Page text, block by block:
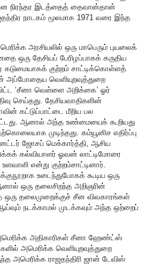
நிரந்தர இடத்தைத் தைவான்தான்
நாடகம் மூலமாக 1971 வரை இந்த
அரசியலில் ஒரு மாபெரும் புயலைக்
ஒரு தேசியப் பேரிழப்பாகக் கருதிய
குற்றம் சாட்டிக்கொள்ளத்
வெளியுறவுத்துறை
‘சீனா வெள்ளை அறிக்கை’ ஓர்
செய்தது. தேசியவாதிகளின்
கட்டுப்பாட்டை மீறிய பல
ஆனால் அந்த உண்மையைக் கூறியது
முடிந்தது. கம்யூனிச எதிர்ப்பு
ஜோசப் மெக்கார்த்தி, ஆசிய
கல்வியாளர் ஓவன் லாட்டிமோரை
என்று குற்றம்சாட்டினார்.
உடைந்துபோகக் கூடிய ஒரு
ஒரு தலைசிறந்த அறிஞரின்
தலைமுறைக்குச் சீன விவகாரங்கள்
நடக்காமல் முடக்கவும் அந்த ஒற்றைப்
அதிகாரிகள் சீனா ஹேண்ட்ஸ்
அமெரிக்க வெளியுறவுத்துறை
அமெரிக்க ராஜதந்திரி ஜான் டேவிஸ்